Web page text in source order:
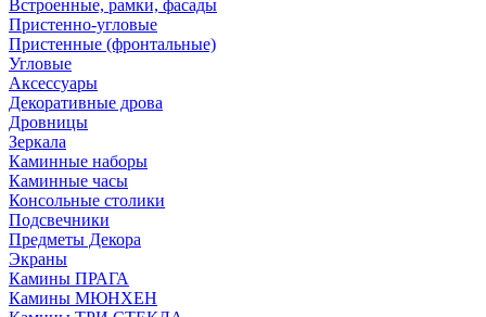
Встроенные, рамки, фасады
Пристенно-угловые
Пристенные (фронтальные)
Угловые
Аксессуары
Декоративные дрова
Дровницы
Зеркала
Каминные наборы
Каминные часы
Консольные столики
Подсвечники
Предметы Декора
Экраны
Камины ПРАГА
Камины МЮНХЕН